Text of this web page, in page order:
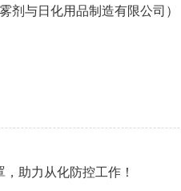
剂与日化用品制造有限公司）
助力从化防控工作！